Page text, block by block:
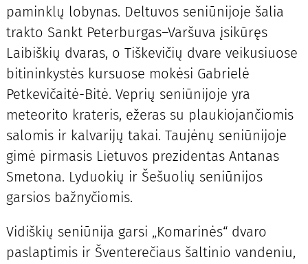
paminklų lobynas. Deltuvos seniūnijoje šalia
trakto Sankt Peterburgas–Varšuva įsikūręs
Laibiškių dvaras, o Tiškevičių dvare veikusiuose
bitininkystės kursuose mokėsi Gabrielė
Petkevičaitė-Bitė. Veprių seniūnijoje yra
meteorito krateris, ežeras su plaukiojančiomis
salomis ir kalvarijų takai. Taujėnų seniūnijoje
gimė pirmasis Lietuvos prezidentas Antanas
Smetona. Lyduokių ir Šešuolių seniūnijos
garsios bažnyčiomis.
Vidiškių seniūnija garsi „Komarinės“ dvaro
paslaptimis ir Šventerečiaus šaltinio vandeniu,